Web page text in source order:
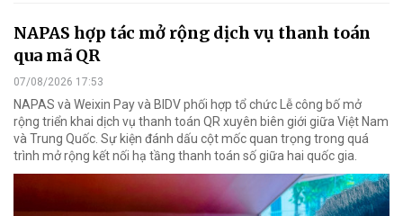
NAPAS hợp tác mở rộng dịch vụ thanh toán
qua mã QR
07/08/2026 17:53
NAPAS và Weixin Pay và BIDV phối hợp tổ chức Lễ công bố mở
rộng triển khai dịch vụ thanh toán QR xuyên biên giới giữa Việt Nam
và Trung Quốc. Sự kiện đánh dấu cột mốc quan trọng trong quá
trình mở rộng kết nối hạ tầng thanh toán số giữa hai quốc gia.